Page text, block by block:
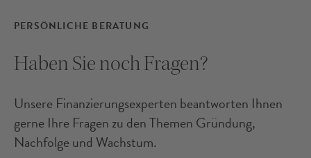
PERSÖNLICHE BERATUNG
Haben Sie noch Fragen?
Unsere Finanzierungsexperten beantworten Ihnen
gerne Ihre Fragen zu den Themen Gründung,
Nachfolge und Wachstum.